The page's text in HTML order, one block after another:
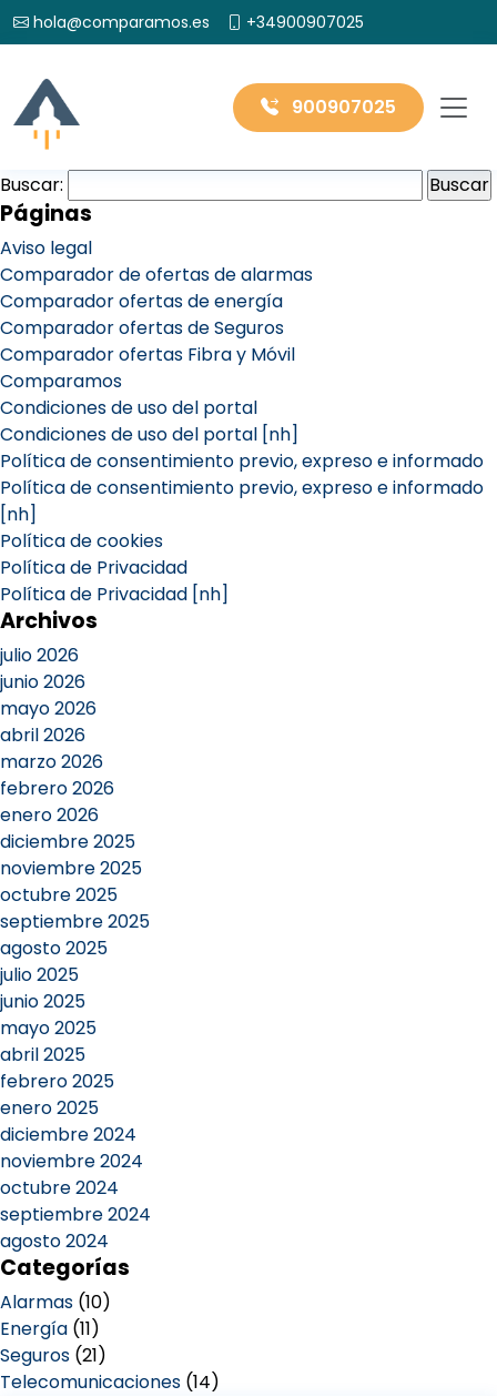
hola@comparamos.es +34900907025
900907025
Buscar:
Páginas
Aviso legal
Comparador de ofertas de alarmas
Comparador ofertas de energía
Comparador ofertas de Seguros
Comparador ofertas Fibra y Móvil
Comparamos
Condiciones de uso del portal
Condiciones de uso del portal [nh]
Política de consentimiento previo, expreso e informado
Política de consentimiento previo, expreso e informado
[nh]
Política de cookies
Política de Privacidad
Política de Privacidad [nh]
Archivos
julio 2026
junio 2026
mayo 2026
abril 2026
marzo 2026
febrero 2026
enero 2026
diciembre 2025
noviembre 2025
octubre 2025
septiembre 2025
agosto 2025
julio 2025
junio 2025
mayo 2025
abril 2025
febrero 2025
enero 2025
diciembre 2024
noviembre 2024
octubre 2024
septiembre 2024
agosto 2024
Categorías
Alarmas (10)
Energía (11)
Seguros (21)
Telecomunicaciones (14)